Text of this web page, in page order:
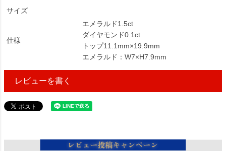
サイズ
仕様
エメラルド1.5ct
ダイヤモンド0.1ct
トップ11.1mm×19.9mm
エメラルド：W7×H7.9mm
レビューを書く